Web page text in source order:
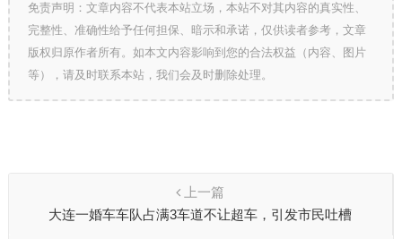
免责声明：文章内容不代表本站立场，本站不对其内容的真实性、
完整性、准确性给予任何担保、暗示和承诺，仅供读者参考，文章
版权归原作者所有。如本文内容影响到您的合法权益（内容、图片
等），请及时联系本站，我们会及时删除处理。
上一篇
大连一婚车车队占满3车道不让超车，引发市民吐槽